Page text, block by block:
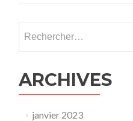
ARCHIVES
janvier 2023